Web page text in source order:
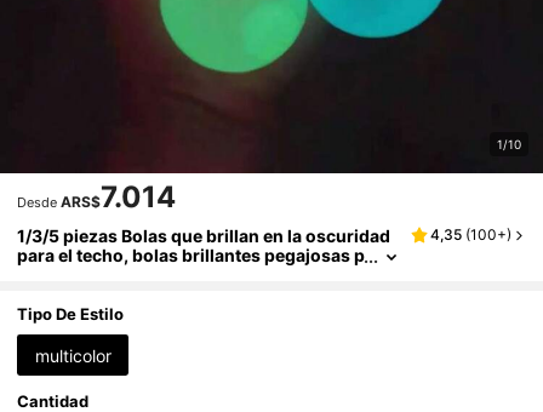
1/10
Desde ARS$7.014
1/3/5 piezas Bolas que brillan en la oscuridad
para el techo, bolas brillantes pegajosas p
rdos de fiesta
4,35 (100+)
Tipo De Estilo
multicolor
Cantidad